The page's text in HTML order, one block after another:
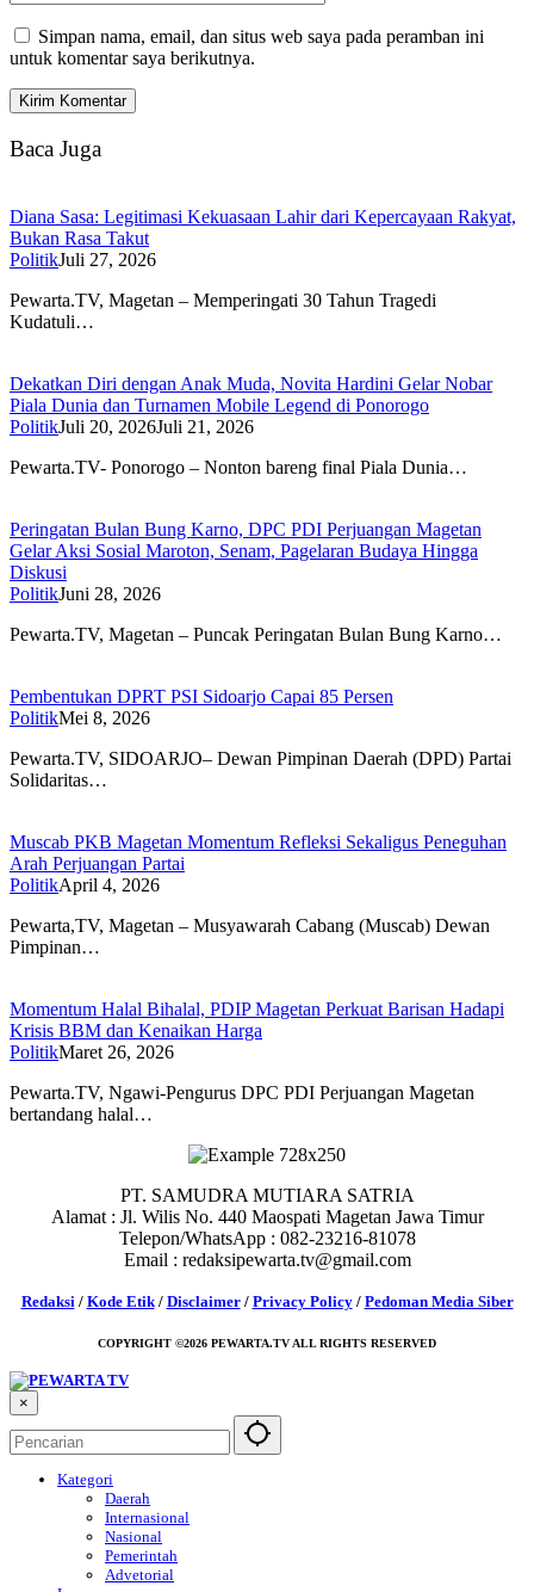
Simpan nama, email, dan situs web saya pada peramban ini
untuk komentar saya berikutnya.
Baca Juga
Diana Sasa: Legitimasi Kekuasaan Lahir dari Kepercayaan Rakyat,
Bukan Rasa Takut
PolitikJuli 27, 2026
Pewarta.TV, Magetan – Memperingati 30 Tahun Tragedi
Kudatuli…
Dekatkan Diri dengan Anak Muda, Novita Hardini Gelar Nobar
Piala Dunia dan Turnamen Mobile Legend di Ponorogo
PolitikJuli 20, 2026Juli 21, 2026
Pewarta.TV- Ponorogo – Nonton bareng final Piala Dunia…
Peringatan Bulan Bung Karno, DPC PDI Perjuangan Magetan
Gelar Aksi Sosial Maroton, Senam, Pagelaran Budaya Hingga
Diskusi
PolitikJuni 28, 2026
Pewarta.TV, Magetan – Puncak Peringatan Bulan Bung Karno…
Pembentukan DPRT PSI Sidoarjo Capai 85 Persen
PolitikMei 8, 2026
Pewarta.TV, SIDOARJO– Dewan Pimpinan Daerah (DPD) Partai
Solidaritas…
Muscab PKB Magetan Momentum Refleksi Sekaligus Peneguhan
Arah Perjuangan Partai
PolitikApril 4, 2026
Pewarta,TV, Magetan – Musyawarah Cabang (Muscab) Dewan
Pimpinan…
Momentum Halal Bihalal, PDIP Magetan Perkuat Barisan Hadapi
Krisis BBM dan Kenaikan Harga
PolitikMaret 26, 2026
Pewarta.TV, Ngawi-Pengurus DPC PDI Perjuangan Magetan
bertandang halal…
PT. SAMUDRA MUTIARA SATRIA
Alamat : Jl. Wilis No. 440 Maospati Magetan Jawa Timur
Telepon/WhatsApp : 082-23216-81078
Email : redaksipewarta.tv@gmail.com
Redaksi / Kode Etik/ Disclaimer/ Privacy Policy/ Pedoman Media Siber
COPYRIGHT ©2026 PEWARTA.TV ALL RIGHTS RESERVED
×
Kategori
Daerah
Internasional
Nasional
Pemerintah
Advetorial